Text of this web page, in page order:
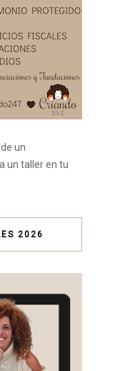
un
un taller en tu
2026